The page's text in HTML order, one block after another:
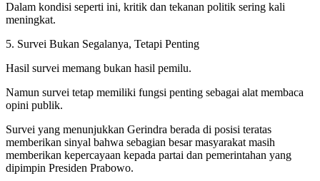
Dalam kondisi seperti ini, kritik dan tekanan politik sering kali
meningkat.
5. Survei Bukan Segalanya, Tetapi Penting
Hasil survei memang bukan hasil pemilu.
Namun survei tetap memiliki fungsi penting sebagai alat membaca
opini publik.
Survei yang menunjukkan Gerindra berada di posisi teratas
memberikan sinyal bahwa sebagian besar masyarakat masih
memberikan kepercayaan kepada partai dan pemerintahan yang
dipimpin Presiden Prabowo.